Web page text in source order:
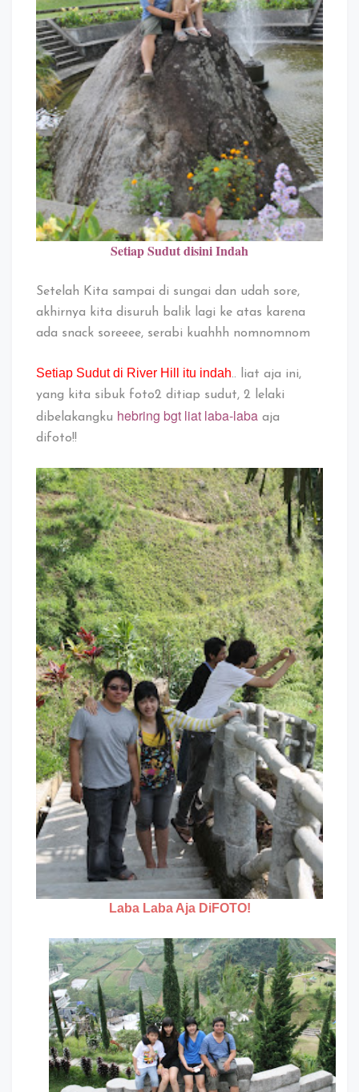
Setiap Sudut disini Indah
Setelah Kita sampai di sungai dan udah sore,
akhirnya kita disuruh balik lagi ke atas karena
ada snack soreeee, serabi kuahhh nomnomnom
Setiap Sudut di River Hill itu indah.. liat aja ini,
yang kita sibuk foto2 ditiap sudut, 2 lelaki
dibelakangku hebring bgt liat laba-laba aja
difoto!!
Laba Laba Aja DiFOTO!